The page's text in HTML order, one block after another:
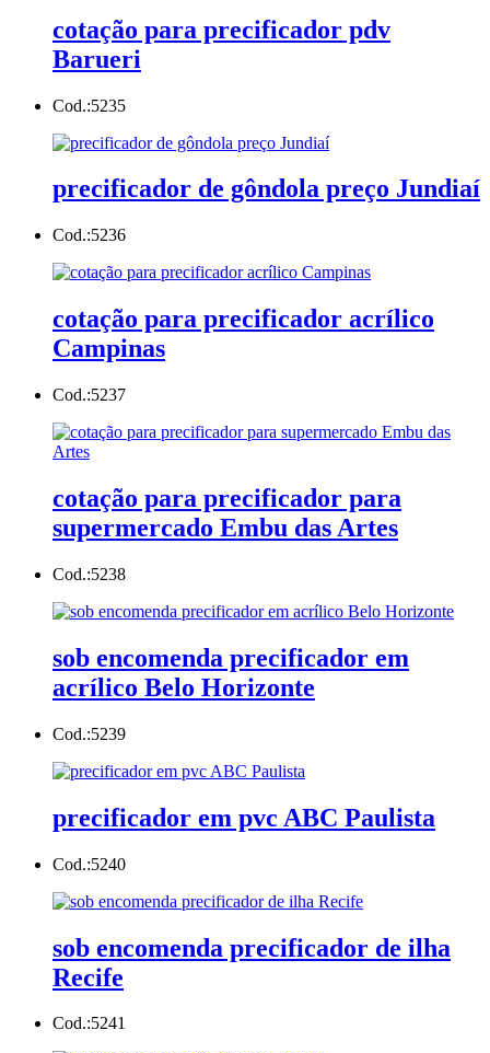
cotação para precificador pdv
Barueri
Cod.:5235
precificador de gôndola preço Jundiaí
Cod.:5236
cotação para precificador acrílico
Campinas
Cod.:5237
cotação para precificador para
supermercado Embu das Artes
Cod.:5238
sob encomenda precificador em
acrílico Belo Horizonte
Cod.:5239
precificador em pvc ABC Paulista
Cod.:5240
sob encomenda precificador de ilha
Recife
Cod.:5241